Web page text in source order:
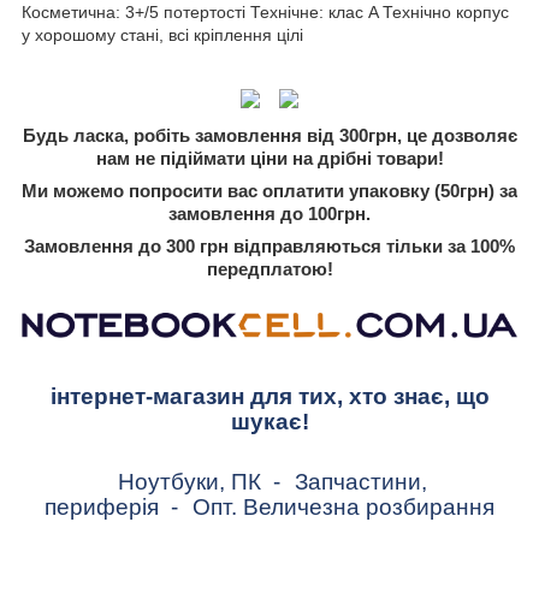
Косметична: 3+/5 потертості Технічне: клас A Технічно корпус
у хорошому стані, всі кріплення цілі
Будь ласка, робіть замовлення від 300грн, це дозволяє
нам не підіймати ціни на дрібні товари!
Ми можемо попросити вас оплатити упаковку (50грн) за
замовлення до 100грн.
Замовлення до 300 грн відправляються тільки за 100%
передплатою!
інтернет-магазин для тих, хто знає, що
шукає!
Ноутбуки, ПК - Запчастини,
периферія - Опт. Величезна розбирання